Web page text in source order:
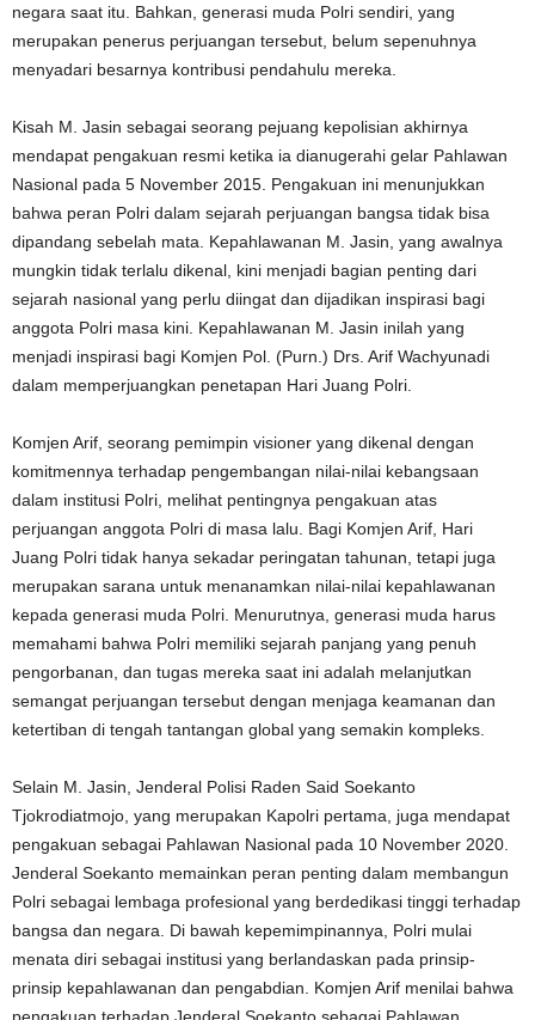
negara saat itu. Bahkan, generasi muda Polri sendiri, yang
merupakan penerus perjuangan tersebut, belum sepenuhnya
menyadari besarnya kontribusi pendahulu mereka.
Kisah M. Jasin sebagai seorang pejuang kepolisian akhirnya
mendapat pengakuan resmi ketika ia dianugerahi gelar Pahlawan
Nasional pada 5 November 2015. Pengakuan ini menunjukkan
bahwa peran Polri dalam sejarah perjuangan bangsa tidak bisa
dipandang sebelah mata. Kepahlawanan M. Jasin, yang awalnya
mungkin tidak terlalu dikenal, kini menjadi bagian penting dari
sejarah nasional yang perlu diingat dan dijadikan inspirasi bagi
anggota Polri masa kini. Kepahlawanan M. Jasin inilah yang
menjadi inspirasi bagi Komjen Pol. (Purn.) Drs. Arif Wachyunadi
dalam memperjuangkan penetapan Hari Juang Polri.
Komjen Arif, seorang pemimpin visioner yang dikenal dengan
komitmennya terhadap pengembangan nilai-nilai kebangsaan
dalam institusi Polri, melihat pentingnya pengakuan atas
perjuangan anggota Polri di masa lalu. Bagi Komjen Arif, Hari
Juang Polri tidak hanya sekadar peringatan tahunan, tetapi juga
merupakan sarana untuk menanamkan nilai-nilai kepahlawanan
kepada generasi muda Polri. Menurutnya, generasi muda harus
memahami bahwa Polri memiliki sejarah panjang yang penuh
pengorbanan, dan tugas mereka saat ini adalah melanjutkan
semangat perjuangan tersebut dengan menjaga keamanan dan
ketertiban di tengah tantangan global yang semakin kompleks.
Selain M. Jasin, Jenderal Polisi Raden Said Soekanto
Tjokrodiatmojo, yang merupakan Kapolri pertama, juga mendapat
pengakuan sebagai Pahlawan Nasional pada 10 November 2020.
Jenderal Soekanto memainkan peran penting dalam membangun
Polri sebagai lembaga profesional yang berdedikasi tinggi terhadap
bangsa dan negara. Di bawah kepemimpinannya, Polri mulai
menata diri sebagai institusi yang berlandaskan pada prinsip-
prinsip kepahlawanan dan pengabdian. Komjen Arif menilai bahwa
pengakuan terhadap Jenderal Soekanto sebagai Pahlawan